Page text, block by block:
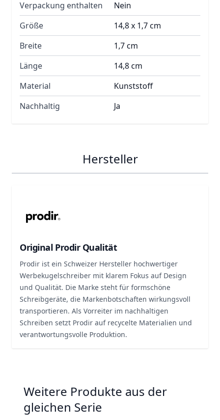
Verpackung enthalten
Nein
Größe
14,8 x 1,7 cm
Breite
1,7 cm
Länge
14,8 cm
Material
Kunststoff
Nachhaltig
Ja
Hersteller
Original Prodir Qualität
Prodir ist ein Schweizer Hersteller hochwertiger
Werbekugelschreiber mit klarem Fokus auf Design
und Qualität. Die Marke steht für formschöne
Schreibgeräte, die Markenbotschaften wirkungsvoll
transportieren. Als Vorreiter im nachhaltigen
Schreiben setzt Prodir auf recycelte Materialien und
verantwortungsvolle Produktion.
Weitere Produkte aus der
gleichen Serie